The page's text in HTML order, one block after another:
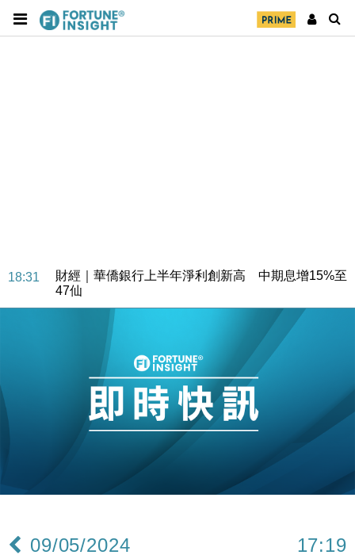
18:31
財經｜華僑銀行上半年淨利創新高 中期息增15%至
47仙
財經｜滙豐上調香港今年GDP預測至4.5% 看好貿易
及消費表現
本地｜假冒內地執法人員要求交「保證金」 43歲女子
損失近6900萬元
財經｜日經失守6.5萬點後回穩 全周仍升近2%
15:47
財經｜恒隆10月換帥 玩具「反」斗城亞洲CEO蔡德
財經｜韓股反覆波動收跌 連挫7周創逾3年最長跌勢
09/05/2024 17:19